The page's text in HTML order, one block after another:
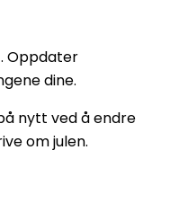
Oppdater
dine.
nytt ved å endre
om julen.